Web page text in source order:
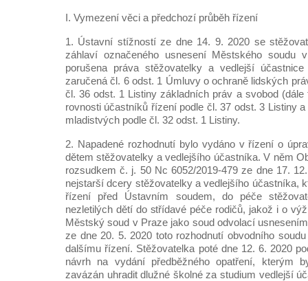
I. Vymezení věci a předchozí průběh řízení
1. Ústavní stížností ze dne 14. 9. 2020 se
záhlaví označeného usnesení Městského soudu
porušena práva stěžovatelky a vedlejší
zaručená čl. 6 odst. 1 Úmluvy o ochraně lidských
čl. 36 odst. 1 Listiny základních práv a svobod (dále
rovnosti účastníků řízení podle čl. 37 odst. 3 Listiny
mladistvých podle čl. 32 odst. 1 Listiny.
2. Napadené rozhodnutí bylo vydáno v řízení o
dětem stěžovatelky a vedlejšího účastníka. V něm
rozsudkem č. j. 50 Nc 6052/2019-479 ze dne 17.
nejstarší dcery stěžovatelky a vedlejšího účastníka,
řízení před Ústavním soudem, do péče
nezletilých dětí do střídavé péče rodičů, jakož i o
Městský soud v Praze jako soud odvolací
ze dne 20. 5. 2020 toto rozhodnutí obvodního
dalšímu řízení. Stěžovatelka poté dne 12. 6. 2020
návrh na vydání předběžného opatření, kterým
zavázán uhradit dlužné školné za studium vedlejší